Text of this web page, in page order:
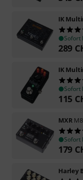
IK
Sofort
289
IK
Sofort
115
MXR
Sofort
179
Harley